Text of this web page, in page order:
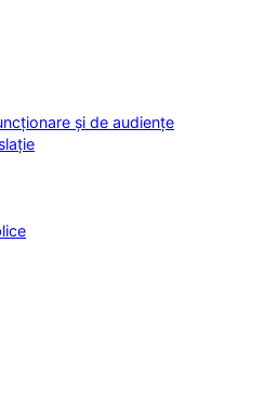
și de audiențe